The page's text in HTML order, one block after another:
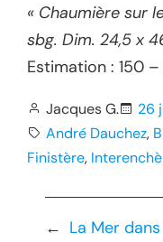
« Chaumière sur
sbg. Dim. 24,5 x
Estimation : 150
Jacques G. 26
André Dauchez,
Finistère,
← La Mer dans